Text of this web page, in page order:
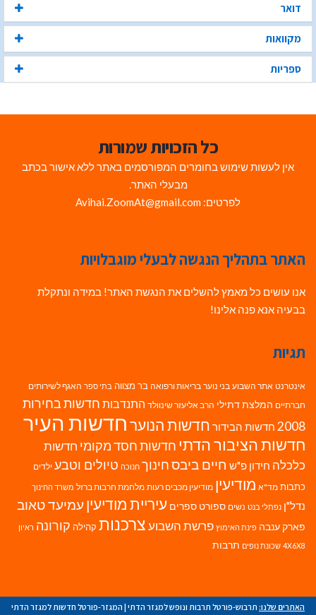
דואר
מקוואות
ספריות
כל הזכויות שמורות
אין לעשות שימוש בחומרים המפורסמים באתר ללא אישור בכתב
מבעלי האתר.
לפרטים: Avihai.ZoomAt@gmail.com
האתר בתהליך הנגשה לבעלי מוגבלויות
אנו עושים כל מאמץ להשלים את הנגשת האתר! במידה ונתקלת
בבעיה אנא פנה אלינו!
תגיות
אינטרנט אתר השבוע בני נוער בריאות ורפואה בר מצווה בתי ספר האגף לשירותים
חברתיים המלצת דתילי הרב אליעזר שינוולד התנדבות חדשות בחירות
2008 חדשות הבידור חדשות הנוערחדשות העיר
חדשות הציבור הדתי חדשות חסד מקומי חדשות
כלכלה חידון פ"ש חיים ביבסחינוך חנוכה טיולים וטבע ילדים
כתבות מד"א מודיעין מודיעין מכבים רעות מלחמת חרבות ברזל משרד החינוך
נדל"ן נפתלי בנט נשים ספורט ספרים עיריית מודיעין עמיעד טאוב
פארק ענבה פינת האימוץ פרשת השבועצרכנות קהילה קורונה ראיון
4X6X8 שכונת נופים תרבות
האתרים שלנו: תרבוש-פורטל תרבות ונופש למגזר הדתי | המגזר-פורטל חדשות למגזר הדתי